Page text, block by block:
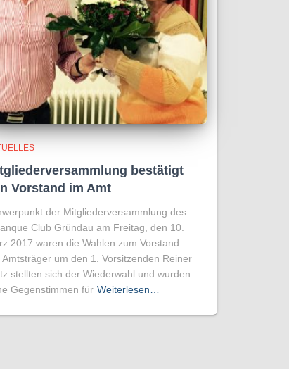
bestätigt
Vorstand im Amt
der Mitgliederversammlung des
Club Gründau am Freitag, den 10.
2017 waren die Wahlen zum Vorstand.
Amtsträger um den 1. Vorsitzenden Reiner
stellten sich der Wiederwahl und wurden
Gegenstimmen für Weiterlesen…